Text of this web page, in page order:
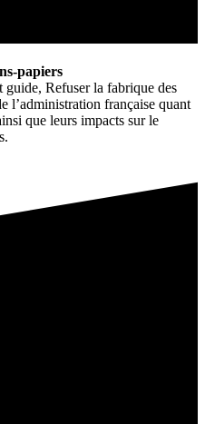
papiers
Refuser la fabrique des
l’administration française quant
que leurs impacts sur le